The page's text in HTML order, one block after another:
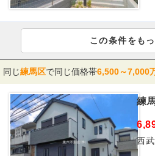
この条件をも
同じ練馬区で同じ価格帯6,500～7,000
練
西